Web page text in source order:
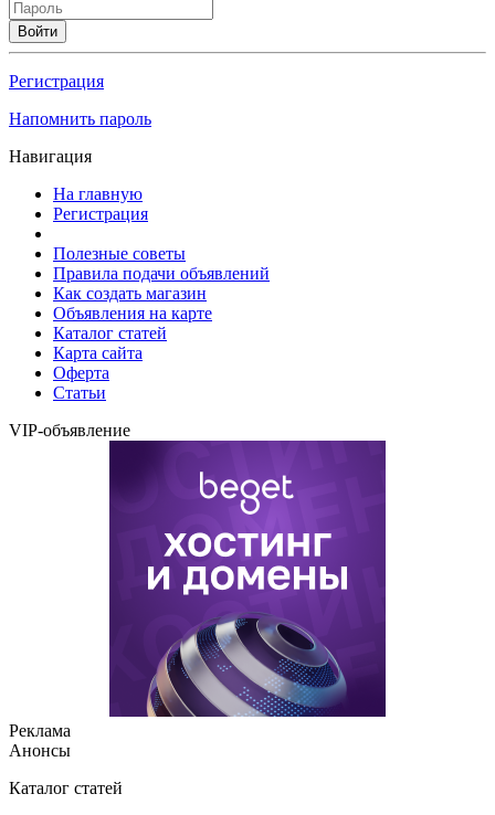
Войти
Регистрация
Напомнить пароль
Навигация
На главную
Регистрация
Полезные советы
Правила подачи объявлений
Как создать магазин
Объявления на карте
Каталог статей
Карта сайта
Оферта
Статьи
VIP-объявление
Реклама
Анонсы
Каталог статей